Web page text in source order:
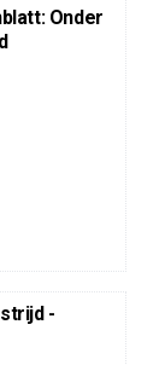
Onder
-